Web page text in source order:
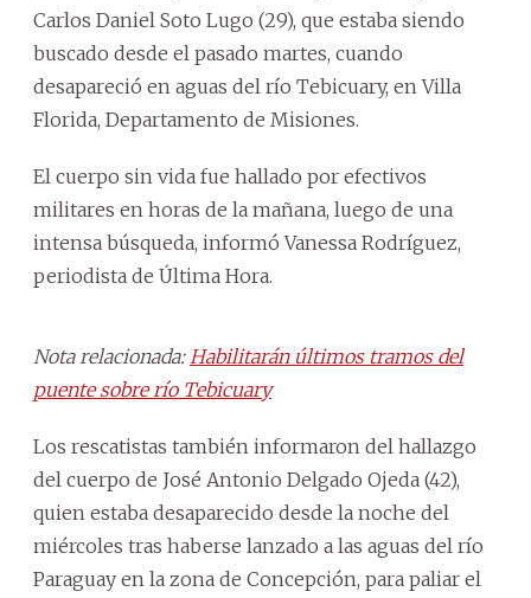
Carlos Daniel Soto Lugo (29), que estaba siendo
buscado desde el pasado martes, cuando
desapareció en aguas del río Tebicuary, en Villa
Florida, Departamento de Misiones.
El cuerpo sin vida fue hallado por efectivos
militares en horas de la mañana, luego de una
intensa búsqueda, informó Vanessa Rodríguez,
periodista de Última Hora.
Nota relacionada: Habilitarán últimos tramos del
puente sobre río Tebicuary
Los rescatistas también informaron del hallazgo
del cuerpo de José Antonio Delgado Ojeda (42),
quien estaba desaparecido desde la noche del
miércoles tras haberse lanzado a las aguas del río
Paraguay en la zona de Concepción, para paliar el